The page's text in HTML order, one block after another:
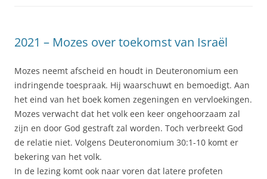
2021 – Mozes over toekomst van Israël
Mozes neemt afscheid en houdt in Deuteronomium een
indringende toespraak. Hij waarschuwt en bemoedigt. Aan
het eind van het boek komen zegeningen en vervloekingen.
Mozes verwacht dat het volk een keer ongehoorzaam zal
zijn en door God gestraft zal worden. Toch verbreekt God
de relatie niet. Volgens Deuteronomium 30:1-10 komt er
bekering van het volk.
In de lezing komt ook naar voren dat latere profeten